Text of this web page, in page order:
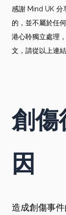
感謝 Mind UK 分
的，並不屬於任
港心聆獨立處理
文，請從以上連結
創傷
因
造成創傷事